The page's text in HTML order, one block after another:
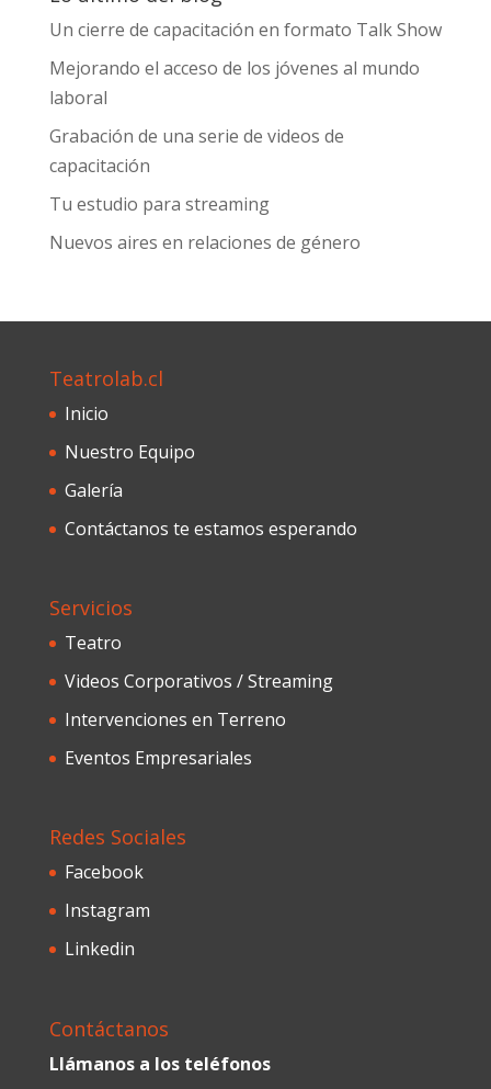
Un cierre de capacitación en formato Talk Show
Mejorando el acceso de los jóvenes al mundo
laboral
Grabación de una serie de videos de
capacitación
Tu estudio para streaming
Nuevos aires en relaciones de género
Teatrolab.cl
Inicio
Nuestro Equipo
Galería
Contáctanos te estamos esperando
Servicios
Teatro
Videos Corporativos / Streaming
Intervenciones en Terreno
Eventos Empresariales
Redes Sociales
Facebook
Instagram
Linkedin
Contáctanos
Llámanos a los teléfonos